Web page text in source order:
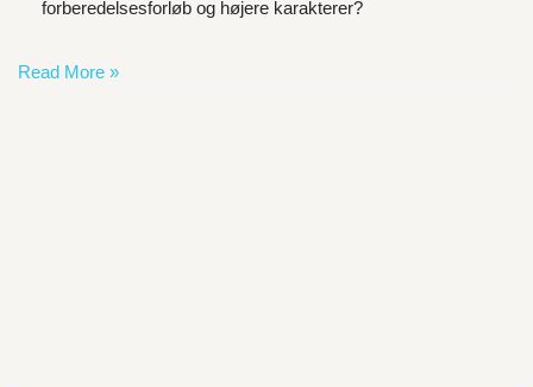
forberedelsesforløb og højere karakterer?
Read More »